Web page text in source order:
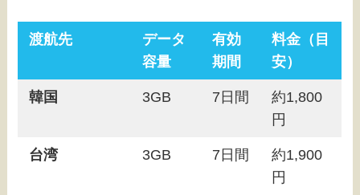
渡航先
データ
容量
有効
期間
料金（目
安）
韓国 3GB 7日間
約1,800
円
台湾 3GB 7日間
約1,900
円